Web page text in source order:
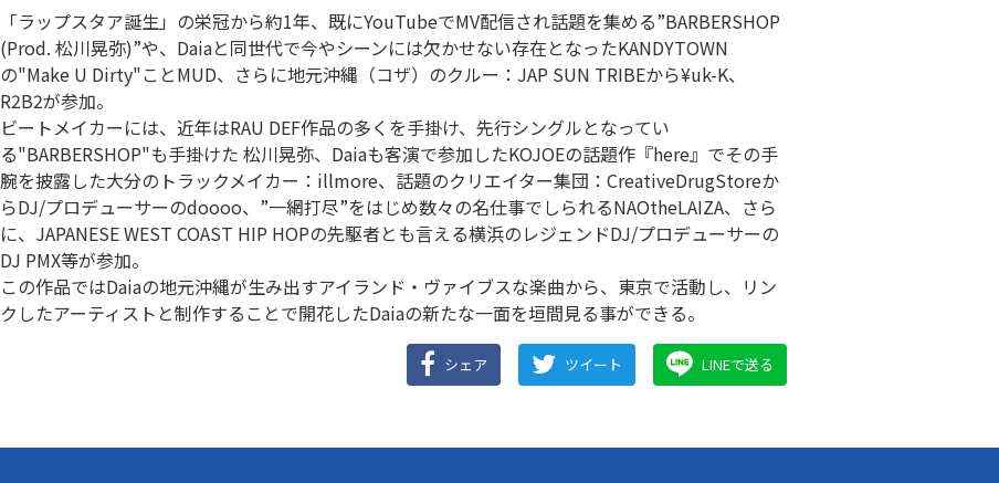
「ラップスタア誕生」の栄冠から約1年、既にYouTubeでMV配信され話題を集める”BARBERSHOP
(Prod. 松川晃弥)”や、Daiaと同世代で今やシーンには欠かせない存在となったKANDYTOWN
の"Make U Dirty"ことMUD、さらに地元沖縄（コザ）のクルー：JAP SUN TRIBEから¥uk-K、
R2B2が参加。
ビートメイカーには、近年はRAU DEF作品の多くを手掛け、先行シングルとなってい
る"BARBERSHOP"も手掛けた 松川晃弥、Daiaも客演で参加したKOJOEの話題作『here』でその手
腕を披露した大分のトラックメイカー：illmore、話題のクリエイター集団：CreativeDrugStoreか
らDJ/プロデューサーのdoooo、”一網打尽”をはじめ数々の名仕事でしられるNAOtheLAIZA、さら
に、JAPANESE WEST COAST HIP HOPの先駆者とも言える横浜のレジェンドDJ/プロデューサーの
DJ PMX等が参加。
この作品ではDaiaの地元沖縄が生み出すアイランド・ヴァイブスな楽曲から、東京で活動し、リン
クしたアーティストと制作することで開花したDaiaの新たな一面を垣間見る事ができる。
シェア ツイート LINEで送る